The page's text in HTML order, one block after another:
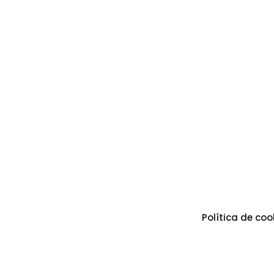
Política de